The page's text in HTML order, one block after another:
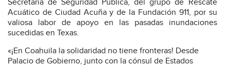
Secretaría de Seguridad Pública, del grupo de Rescate
Acuático de Ciudad Acuña y de la Fundación 911, por su
valiosa labor de apoyo en las pasadas inundaciones
sucedidas en Texas.
«¡En Coahuila la solidaridad no tiene fronteras! Desde
Palacio de Gobierno, junto con la cónsul de Estados